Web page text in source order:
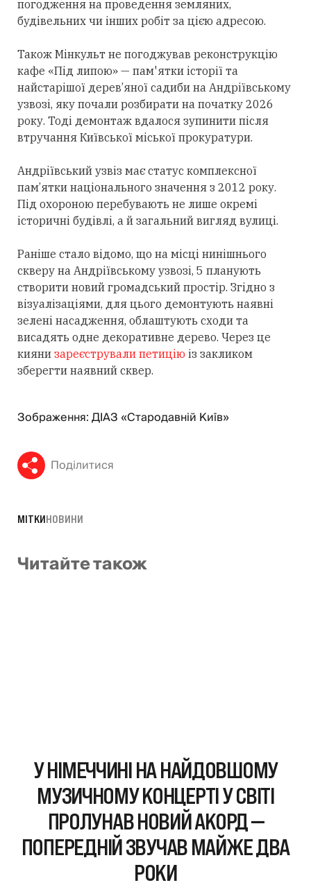
погодження на проведення земляних,
будівельних чи інших робіт за цією адресою.
Також Мінкульт не погоджував реконструкцію
кафе «Під липою» — пам'ятки історії та
найстарішої дерев’яної садиби на Андріївському
узвозі, яку почали розбирати на початку 2026
року. Тоді демонтаж вдалося зупинити після
втручання Київської міської прокуратури.
Андріївський узвіз має статус комплексної
пам’ятки національного значення з 2012 року.
Під охороною перебувають не лише окремі
історичні будівлі, а й загальний вигляд вулиці.
Раніше стало відомо, що на місці нинішнього
скверу на Андріївському узвозі, 5 планують
створити новий громадський простір. Згідно з
візуалізаціями, для цього демонтують наявні
зелені насадження, облаштують сходи та
висадять одне декоративне дерево. Через це
кияни зареєстрували петицію із закликом
зберегти наявний сквер.
Зображення: ДІАЗ «Стародавній Київ»
Поділитися
МІТКИНОВИНИ
Читайте також
У НІМЕЧЧИНІ НА НАЙДОВШОМУ
МУЗИЧНОМУ КОНЦЕРТІ У СВІТІ
ПРОЛУНАВ НОВИЙ АКОРД —
ПОПЕРЕДНІЙ ЗВУЧАВ МАЙЖЕ ДВА
РОКИ